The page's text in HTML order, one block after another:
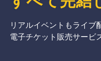
リアルイベントもライブ
電子チケット販売サービ